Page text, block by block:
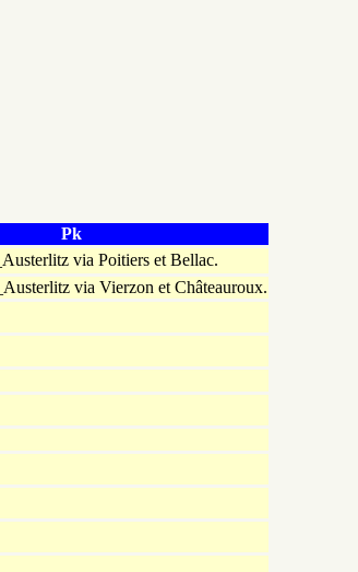
Pk
via Poitiers et Bellac.
via Vierzon et Châteauroux.